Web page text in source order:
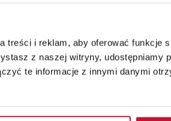
i reklam, aby oferować funkcje
z naszej witryny, udostępniamy
te informacje z innymi danymi